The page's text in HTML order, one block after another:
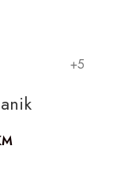
+5